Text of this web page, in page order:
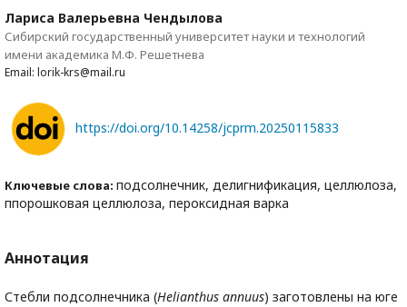
Лариса Валерьевна Чендылова
Сибирский государственный университет науки и технологий
имени академика М.Ф. Решетнева
Email: lorik-krs@mail.ru
https://doi.org/10.14258/jcprm.20250115833
Ключевые слова: подсолнечник, делигнификация, целлюлоза,
ппорошковая целлюлоза, пероксидная варка
Аннотация
Стебли подсолнечника (Helianthus annuus) заготовлены на юге